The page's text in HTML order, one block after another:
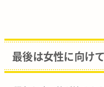
最後は女性に向けて